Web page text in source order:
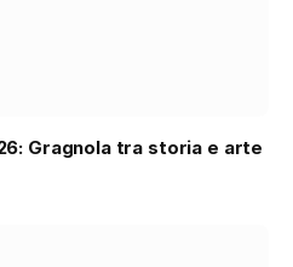
Gragnola tra storia e arte